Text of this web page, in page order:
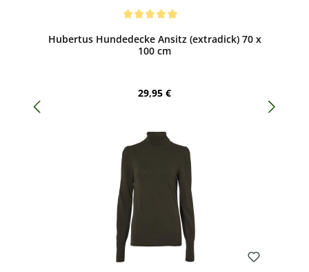
Hubertus Hundedecke Ansitz (extradick) 70 x
100 cm
Regulärer Preis:
29,95 €